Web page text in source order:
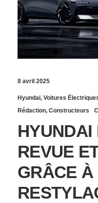
8 avril 2025
Hyundai, Voitures
Rédaction, Constructeurs
HYUNDAI
REVUE
GRÂCE